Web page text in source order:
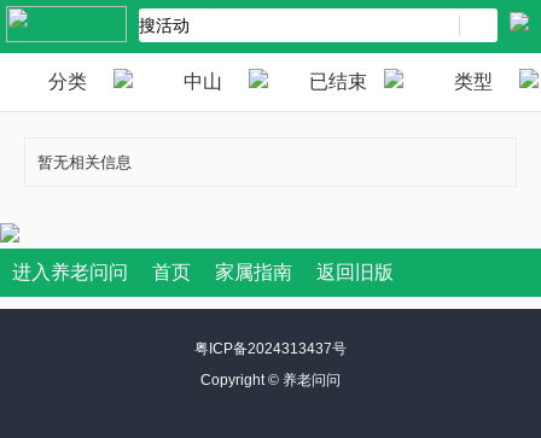
分类 中山 已结束 类型
暂无相关信息
进入养老问问 首页 家属指南 返回旧版
粤ICP备2024313437号
Copyright © 养老问问